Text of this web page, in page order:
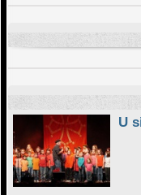
L'ESSENZIALE CHÌ
10/06/2026
U